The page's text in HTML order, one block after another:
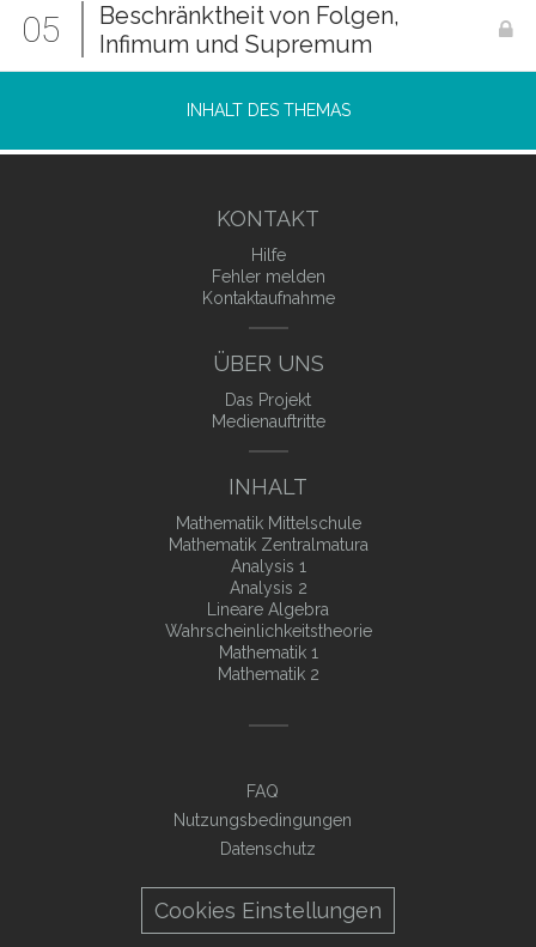
05
Beschränktheit von Folgen,
Infimum und Supremum
INHALT DES THEMAS
KONTAKT
Hilfe
Fehler melden
Kontaktaufnahme
ÜBER UNS
Das Projekt
Medienauftritte
INHALT
Mathematik Mittelschule
Mathematik Zentralmatura
Analysis 1
Analysis 2
Lineare Algebra
Wahrscheinlichkeitstheorie
Mathematik 1
Mathematik 2
FAQ
Nutzungsbedingungen
Datenschutz
Cookies Einstellungen